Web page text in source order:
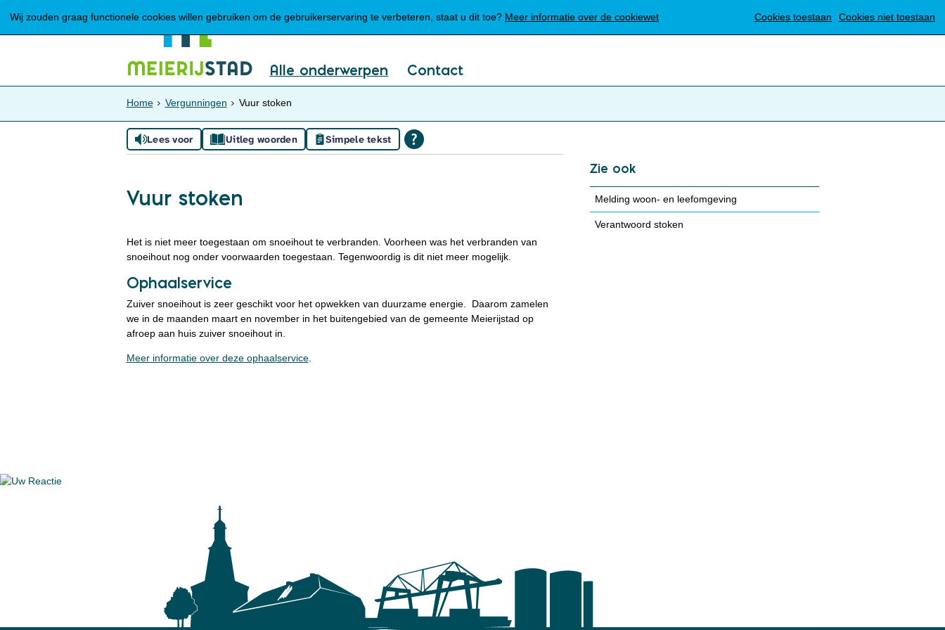
Wij zouden graag functionele cookies willen gebruiken om de gebruikerservaring te verbeteren, staat u dit toe? Meer informatie over de cookiewet Cookies toestaan Cookies niet toestaan
Mijn Meierijstad Translate
Alle onderwerpen Contact
Home Vergunningen Vuur stoken
Lees voor Uitleg woorden Simpele tekst
Vuur stoken
Het is niet meer toegestaan om snoeihout te verbranden. Voorheen was het verbranden van
snoeihout nog onder voorwaarden toegestaan. Tegenwoordig is dit niet meer mogelijk.
Ophaalservice
Zuiver snoeihout is zeer geschikt voor het opwekken van duurzame energie. Daarom zamelen
we in de maanden maart en november in het buitengebied van de gemeente Meierijstad op
afroep aan huis zuiver snoeihout in.
Meer informatie over deze ophaalservice.
Zie ook
Melding woon- en leefomgeving
Verantwoord stoken